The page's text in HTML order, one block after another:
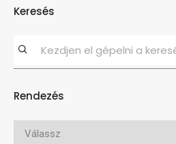
Keresés
Rendezés